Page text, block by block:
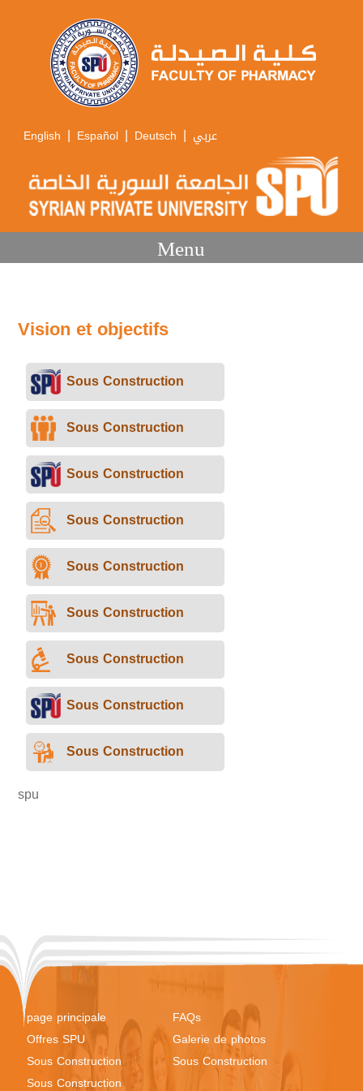
English | Español | Deutsch | عربي
Menu
Vision et objectifs
Sous Construction
Sous Construction
Sous Construction
Sous Construction
Sous Construction
Sous Construction
Sous Construction
Sous Construction
Sous Construction
spu
page principale
FAQs
Offres SPU
Galerie de photos
Sous Construction
Sous Construction
Sous Construction